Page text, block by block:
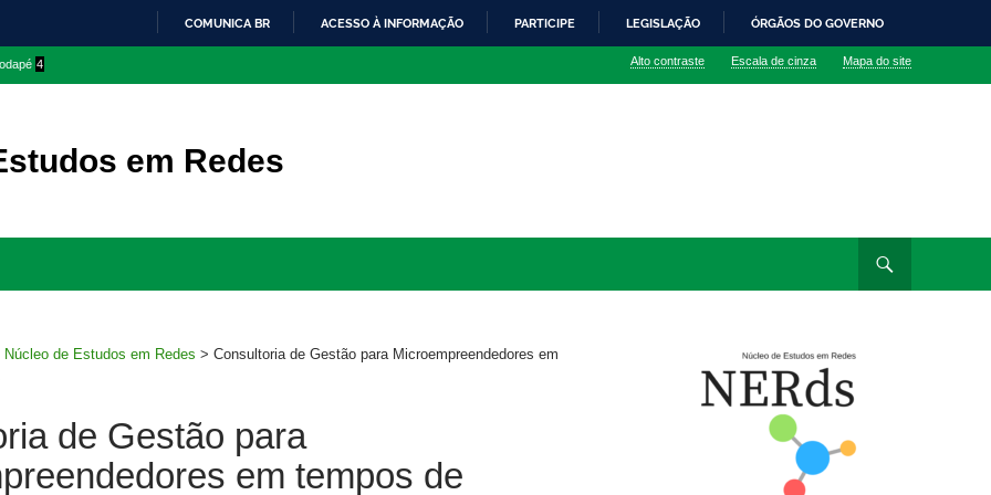
O
COMUNICA BR ACESSO À INFORMAÇÃO PARTICIPE LEGISLAÇÃO ÓRGÃOS DO GOVERNO
4 Alto contraste Escala de cinza Mapa do site
em Redes
Núcleo de Estudos em Redes > Consultoria de Gestão para Microempreendedores em
de Gestão para
em tempos de